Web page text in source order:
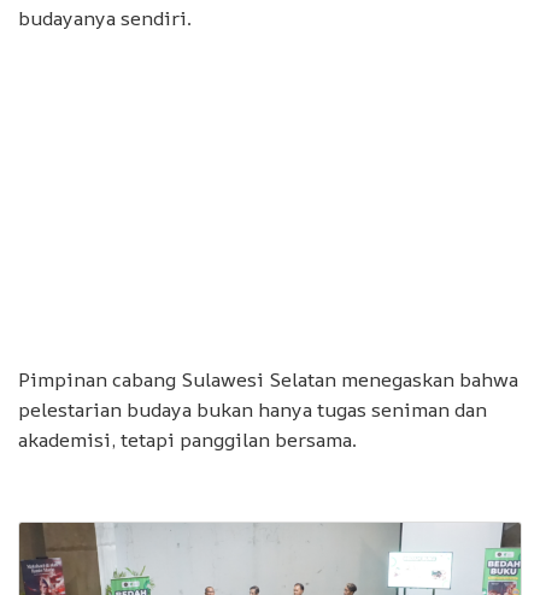
budayanya sendiri.
Pimpinan cabang Sulawesi Selatan menegaskan bahwa
pelestarian budaya bukan hanya tugas seniman dan
akademisi, tetapi panggilan bersama.